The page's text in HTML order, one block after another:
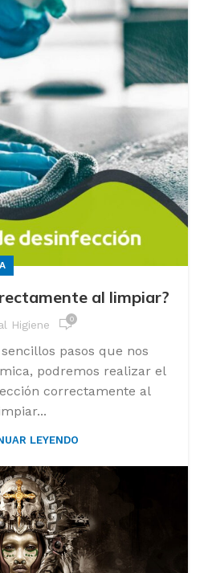
al limpiar?
Higiene 0
pasos que nos
podremos realizar el
correctamente al
LEYENDO